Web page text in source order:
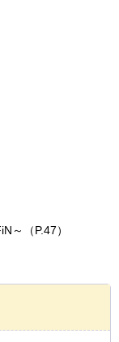
～（P.47）